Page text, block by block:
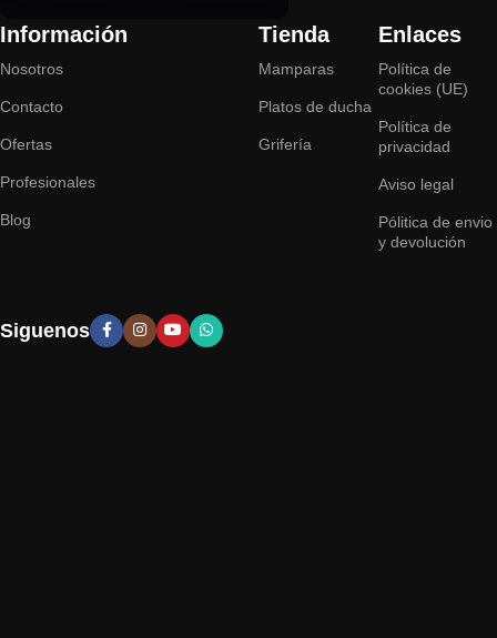
Información
Nosotros
Contacto
Ofertas
Profesionales
Blog
Tienda
Mamparas
Platos de ducha
Grifería
Enlaces
Política de
cookies (UE)
Política de
privacidad
Aviso legal
Pólitica de envio
y devolución
Siguenos